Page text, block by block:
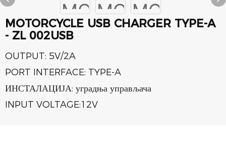
MOTORCYCLE USB CHARGER TYPE-A
- ZL 002USB
OUTPUT: 5V/2A
PORT INTERFACE: TYPE-A
ИНСТАЛАЦИЈА: уградња управљача
INPUT VOLTAGE:12V